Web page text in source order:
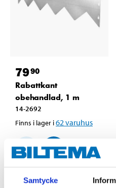
Samtycke
7990
Rabattkant
obehandlad, 1 m
14-2692
Finns i lager i62 varuhus